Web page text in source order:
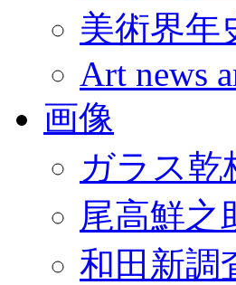
美術界年
Art news
画像
ガラス乾
尾高鮮之
和田新調